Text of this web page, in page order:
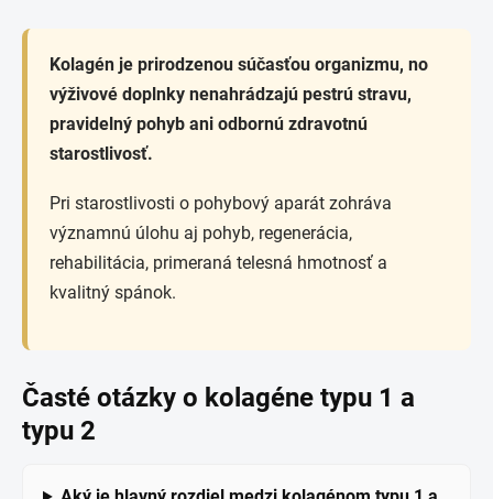
Kolagén je prirodzenou súčasťou organizmu, no
výživové doplnky nenahrádzajú pestrú stravu,
pravidelný pohyb ani odbornú zdravotnú
starostlivosť.
Pri starostlivosti o pohybový aparát zohráva
významnú úlohu aj pohyb, regenerácia,
rehabilitácia, primeraná telesná hmotnosť a
kvalitný spánok.
Časté otázky o kolagéne typu 1 a
typu 2